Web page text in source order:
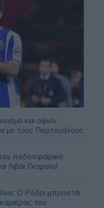
και οψιόν
με τους Πορτογάλους
ποδοσφαιρικό
Λιβάι Γκαρσία!
Ο Ρόδρι μπροστά
του